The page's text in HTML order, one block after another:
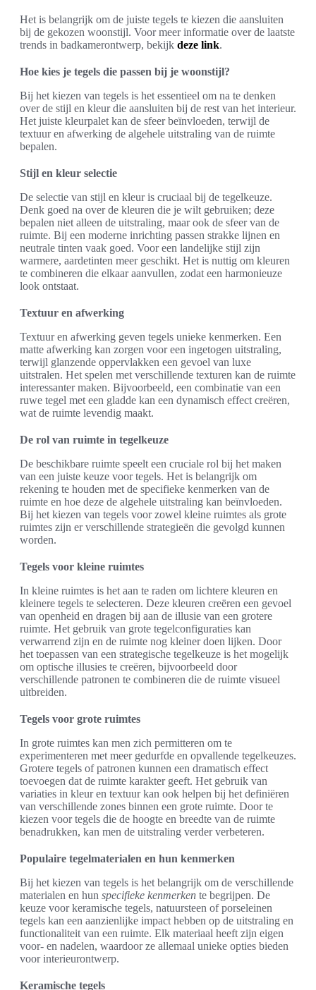
Het is belangrijk om de juiste tegels te kiezen die aansluiten
bij de gekozen woonstijl. Voor meer informatie over de laatste
trends in badkamerontwerp, bekijk deze link.
Hoe kies je tegels die passen bij je woonstijl?
Bij het kiezen van tegels is het essentieel om na te denken
over de stijl en kleur die aansluiten bij de rest van het interieur.
Het juiste kleurpalet kan de sfeer beïnvloeden, terwijl de
textuur en afwerking de algehele uitstraling van de ruimte
bepalen.
Stijl en kleur selectie
De selectie van stijl en kleur is cruciaal bij de tegelkeuze.
Denk goed na over de kleuren die je wilt gebruiken; deze
bepalen niet alleen de uitstraling, maar ook de sfeer van de
ruimte. Bij een moderne inrichting passen strakke lijnen en
neutrale tinten vaak goed. Voor een landelijke stijl zijn
warmere, aardetinten meer geschikt. Het is nuttig om kleuren
te combineren die elkaar aanvullen, zodat een harmonieuze
look ontstaat.
Textuur en afwerking
Textuur en afwerking geven tegels unieke kenmerken. Een
matte afwerking kan zorgen voor een ingetogen uitstraling,
terwijl glanzende oppervlakken een gevoel van luxe
uitstralen. Het spelen met verschillende texturen kan de ruimte
interessanter maken. Bijvoorbeeld, een combinatie van een
ruwe tegel met een gladde kan een dynamisch effect creëren,
wat de ruimte levendig maakt.
De rol van ruimte in tegelkeuze
De beschikbare ruimte speelt een cruciale rol bij het maken
van een juiste keuze voor tegels. Het is belangrijk om
rekening te houden met de specifieke kenmerken van de
ruimte en hoe deze de algehele uitstraling kan beïnvloeden.
Bij het kiezen van tegels voor zowel kleine ruimtes als grote
ruimtes zijn er verschillende strategieën die gevolgd kunnen
worden.
Tegels voor kleine ruimtes
In kleine ruimtes is het aan te raden om lichtere kleuren en
kleinere tegels te selecteren. Deze kleuren creëren een gevoel
van openheid en dragen bij aan de illusie van een grotere
ruimte. Het gebruik van grote tegelconfiguraties kan
verwarrend zijn en de ruimte nog kleiner doen lijken. Door
het toepassen van een strategische tegelkeuze is het mogelijk
om optische illusies te creëren, bijvoorbeeld door
verschillende patronen te combineren die de ruimte visueel
uitbreiden.
Tegels voor grote ruimtes
In grote ruimtes kan men zich permitteren om te
experimenteren met meer gedurfde en opvallende tegelkeuzes.
Grotere tegels of patronen kunnen een dramatisch effect
toevoegen dat de ruimte karakter geeft. Het gebruik van
variaties in kleur en textuur kan ook helpen bij het definiëren
van verschillende zones binnen een grote ruimte. Door te
kiezen voor tegels die de hoogte en breedte van de ruimte
benadrukken, kan men de uitstraling verder verbeteren.
Populaire tegelmaterialen en hun kenmerken
Bij het kiezen van tegels is het belangrijk om de verschillende
materialen en hun specifieke kenmerken te begrijpen. De
keuze voor keramische tegels, natuursteen of porseleinen
tegels kan een aanzienlijke impact hebben op de uitstraling en
functionaliteit van een ruimte. Elk materiaal heeft zijn eigen
voor- en nadelen, waardoor ze allemaal unieke opties bieden
voor interieurontwerp.
Keramische tegels